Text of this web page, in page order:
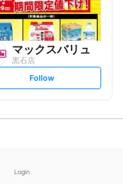
マックスバリュ
黒石店
s
l
Follow
Login